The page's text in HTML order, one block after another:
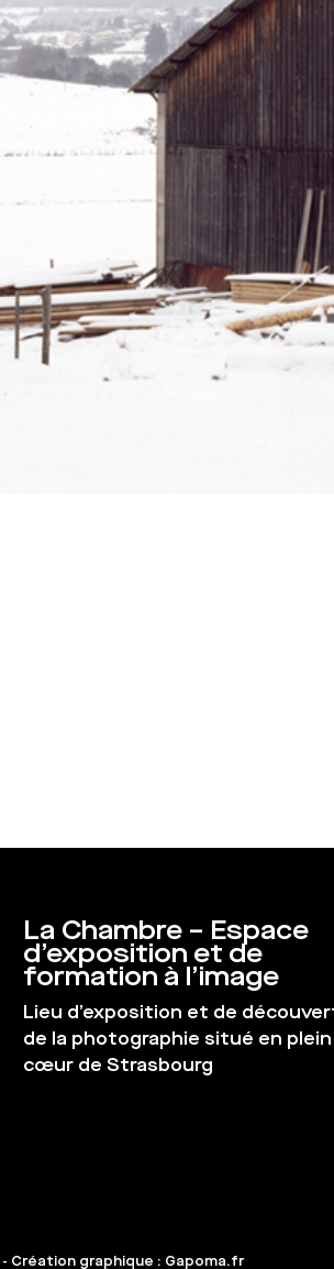
La Chambre – Espace
d’exposition et de
formation à l’image
Lieu d’exposition et de
de la photographie situé en plein
cœur de Strasbourg
- Création graphique : Gapoma.fr